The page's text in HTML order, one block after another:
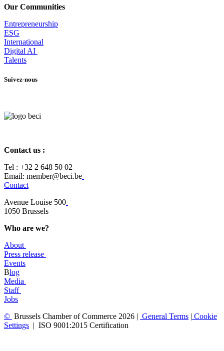
Our Communities
Entrepreneurship
ESG
International
Digital AI
Talents
Suivez-nous
Contact us :
Tel : +32 2 648 50 02​
​​Email: member@beci.be
Contact
Avenue Louise 500
​1050 Brussels
Who are we?
About
Press release
Events
Blog
​Media
Staff
Jobs
© Brussels Chamber of Commerce 2026 | General Terms | Cookie
Settings | ISO 9001:2015 Certification